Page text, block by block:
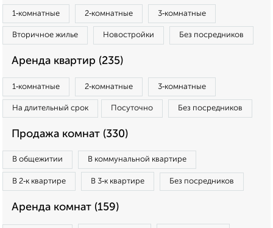
1‑комнатные 2‑комнатные 3‑комнатные
Вторичное жилье Новостройки Без посредников
Аренда квартир (235)
1‑комнатные 2‑комнатные 3‑комнатные
На длительный срок Посуточно Без посредников
Продажа комнат (330)
В общежитии В коммунальной квартире
В 2‑к квартире В 3‑к квартире Без посредников
Аренда комнат (159)